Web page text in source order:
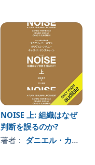
, 、その他
NOISE 上: 組織はなぜ
判断を誤るのか?
著者： ダニエル・カーネマン